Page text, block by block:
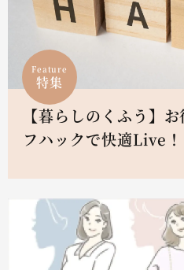
Feature
特集
【暮らしのくふう】
フハックで快適Live！